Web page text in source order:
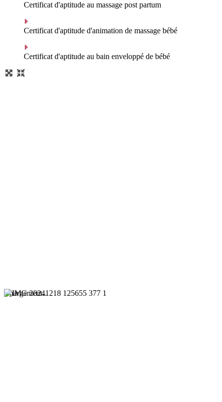
Certificat d'aptitude au massage post partum
Certificat d'aptitude d'animation de massage bébé
Certificat d'aptitude au bain enveloppé de bébé
Chargement...